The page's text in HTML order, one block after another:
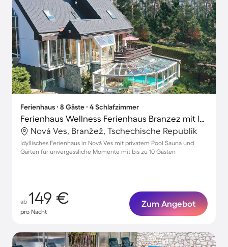
Ferienhaus ∙ 8 Gäste ∙ 4 Schlafzimmer
Ferienhaus Wellness Ferienhaus Branzez mit Innenpool, Sauna..
Nová Ves, Branžež, Tschechische Republik
Idyllisches Ferienhaus in Nová Ves mit privatem Pool Sauna und
Garten für unvergessliche Momente mit bis zu 10 Gästen
ab 149 €
pro Nacht
Zum Angebot